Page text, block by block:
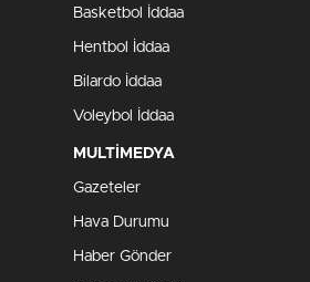
Basketbol İddaa
Hentbol İddaa
Bilardo İddaa
Voleybol İddaa
MULTİMEDYA
Gazeteler
Hava Durumu
Haber Gönder